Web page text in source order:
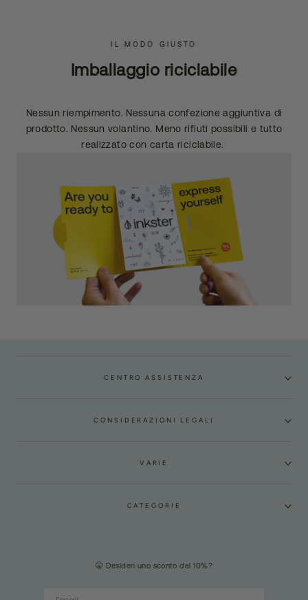
IL MODO GIUSTO
Imballaggio riciclabile
Nessun riempimento. Nessuna confezione aggiuntiva di
prodotto. Nessun volantino. Meno rifiuti possibili e tutto
realizzato con carta riciclabile.
CENTRO ASSISTENZA
CONSIDERAZIONI LEGALI
VARIE
CATEGORIE
🤫 Desideri uno sconto del 10%?